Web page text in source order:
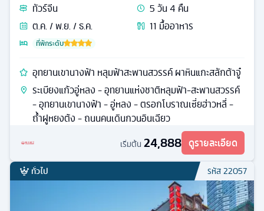
ทัวร์จีน 5วัน4 คืน
ต.ค. / พ.ย. / ธ.ค.
11 มื้ออาหาร
ที่พักระดับ
อุทยานเขานางฟ้า หลุมฟ้าสะพานสวรรค์ ผาหินแกะสลักต้าจู๋
ระเบียงแก้วอู่หลง - อุทยานแห่งชาติหลุมฟ้า-สะพานสวรรค์
- อุทยานเขานางฟ้า - อู่หลง - ตรอกโบราณเซี่ยฮ่าวหลี่ -
ถ้ำฝูหยงต้ง - ถนนคนเดินกวนอินเฉียว
เริ่มต้น 24,888 ดูรายละเอียด
ทั่วไป รหัส22057